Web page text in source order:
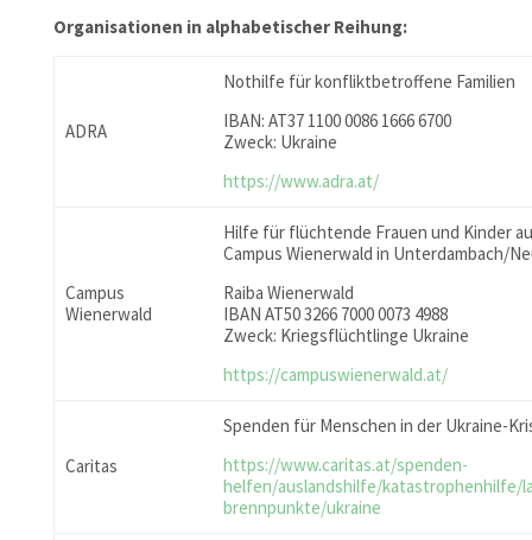
Organisationen in alphabetischer Reihung:
ADRA
Nothilfe für konfliktbetroffene Familien
IBAN: AT37 1100 0086 1666 6700
Zweck: Ukraine
https://www.adra.at/
Campus
Wienerwald
Hilfe für flüchtende Frauen und Kinder
Campus Wienerwald in Unterdambach/
Raiba Wienerwald
IBAN AT50 3266 7000 0073 4988
Zweck: Kriegsflüchtlinge Ukraine
https://campuswienerwald.at/
Caritas
Spenden für Menschen in der Ukraine-
https://www.caritas.at/spenden-
helfen/auslandshilfe/katastrophenhilfe/
brennpunkte/ukraine